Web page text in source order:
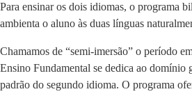
Para ensinar os dois idiomas, o programa
ambienta o aluno às duas línguas
Chamamos de “semi-imersão” o período
Ensino Fundamental se dedica ao domínio
padrão do segundo idioma. O programa